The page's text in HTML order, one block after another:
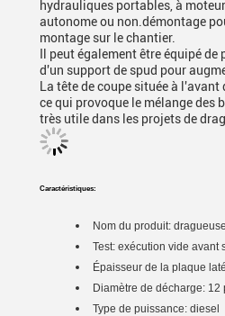
hydrauliques portables, à
autonome ou non.démontage
montage sur le chantier.
Il peut également être équipé
d'un support de spud pour
La tête de coupe située à
ce qui provoque le mélange des
très utile dans les projets de
Caractéristiques:
Nom du produit:
Test: exécution vide avant
Épaisseur de la plaque
Diamètre de décharge: 12
Type de puissance: diesel